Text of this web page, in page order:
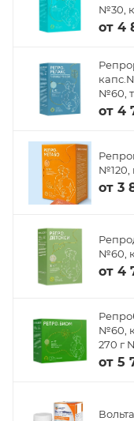
№30,
от 4
№60,
от 4
№120,
от 3
№60,
от 4
№60,
270 г
от 5